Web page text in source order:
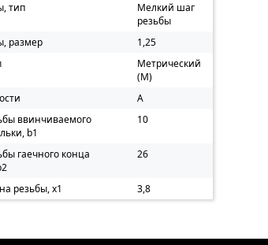
тип
Мелкий шаг
резьбы
размер
1,25
Метрический
(M)
A
ввинчиваемого
b1
10
гаечного конца
26
резьбы, х1 3,8